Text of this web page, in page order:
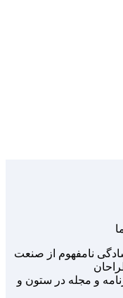
نامفهوم از صنعت
و مجله در ستون و